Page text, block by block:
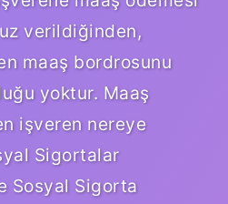
verildiğinden,
maaş bordrosunu
yoktur. Maaş
işveren nereye
Sigortalar
Sosyal Sigorta